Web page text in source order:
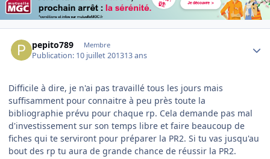
pepito789 Membre
Publication: 10 juillet 201313 ans
Difficile à dire, je n'ai pas travaillé tous les jours mais
suffisamment pour connaitre à peu près toute la
bibliographie prévu pour chaque rp. Cela demande pas mal
d'investissement sur son temps libre et faire beaucoup de
fiches qui te serviront pour préparer la PR2. Si tu vas jusqu'au
bout des rp tu aura de grande chance de réussir la PR2.